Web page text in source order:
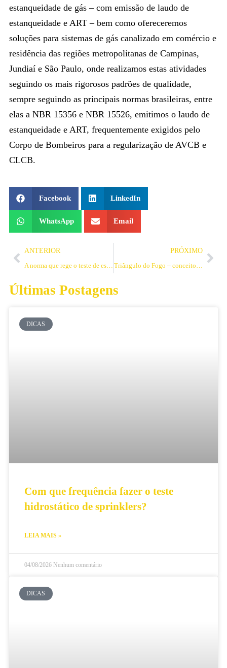
estanqueidade de gás – com emissão de laudo de
estanqueidade e ART – bem como ofereceremos
soluções para sistemas de gás canalizado em comércio e
residência das regiões metropolitanas de Campinas,
Jundiaí e São Paulo, onde realizamos estas atividades
seguindo os mais rigorosos padrões de qualidade,
sempre seguindo as principais normas brasileiras, entre
elas a NBR 15356 e NBR 15526, emitimos o laudo de
estanqueidade e ART, frequentemente exigidos pelo
Corpo de Bombeiros para a regularização de AVCB e
CLCB.
Facebook LinkedIn
WhatsApp Email
ANTERIOR PRÓXIMO
Últimas Postagens
DICAS
Com que frequência fazer o teste
hidrostático de sprinklers?
LEIA MAIS »
04/08/2026 Nenhum comentário
DICAS